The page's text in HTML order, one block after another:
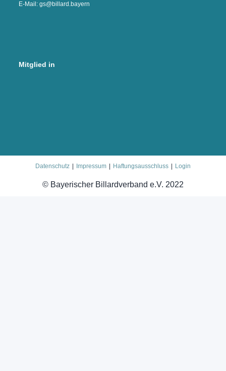
E-Mail: gs@billard.bayern
Mitglied in
Datenschutz Impressum Haftungsausschluss Login
© Bayerischer Billardverband e.V. 2022